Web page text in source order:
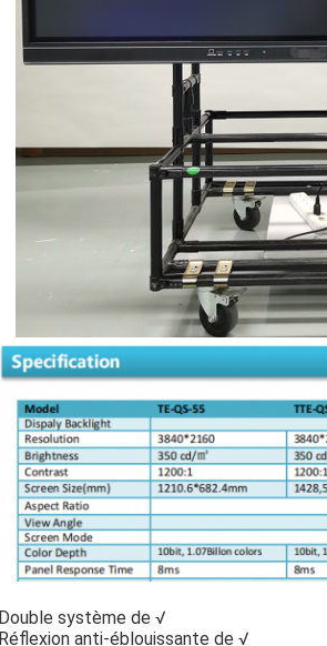
Double système de √
Réflexion anti-éblouissante de √